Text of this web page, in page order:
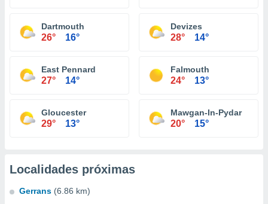
Dartmouth
26° 16°
Devizes
28° 14°
East Pennard
27° 14°
Falmouth
24° 13°
Gloucester
29° 13°
Mawgan-In-Pydar
20° 15°
Localidades próximas
Gerrans (6.86 km)